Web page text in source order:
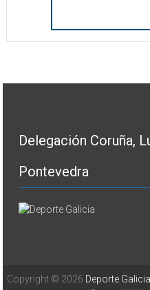
Delegación Coruña,
Pontevedra
Copyright © 2026 Deporte Galicia